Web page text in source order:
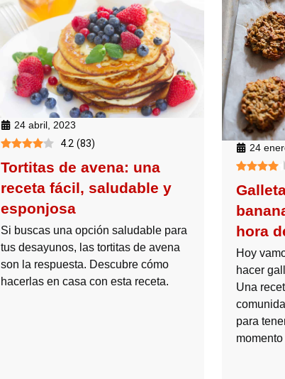
24 abril, 2023
4.2 (83)
Tortitas de avena: una
receta fácil, saludable y
esponjosa
Si buscas una opción saludable para
tus desayunos, las tortitas de avena
son la respuesta. Descubre cómo
hacerlas en casa con esta receta.
24
hora
Hoy
hacer
Una
para